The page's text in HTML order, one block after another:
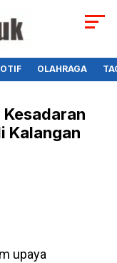
OLAHRAGA
Kalangan
upaya